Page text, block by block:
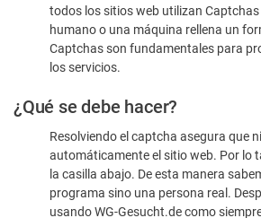
humano
todos los sitios web utilizan
humano o una máquina rellena un
Captchas son fundamentales para
los servicios.
¿Qué se debe hacer?
Resolviendo el captcha asegura que
automáticamente el sitio web. Por lo
la casilla abajo. De esta manera
programa sino una persona real.
usando WG-Gesucht.de como